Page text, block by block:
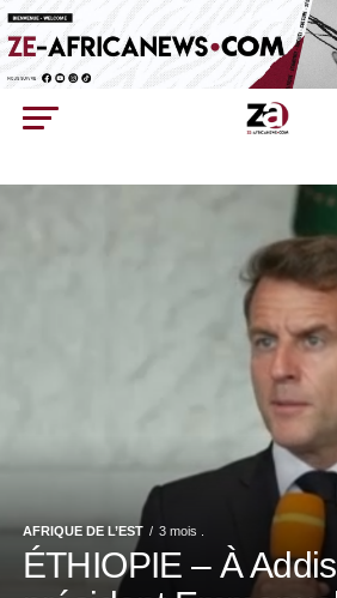
AFRIQUE DE L’EST 3 mois .
ÉTHIOPIE – À